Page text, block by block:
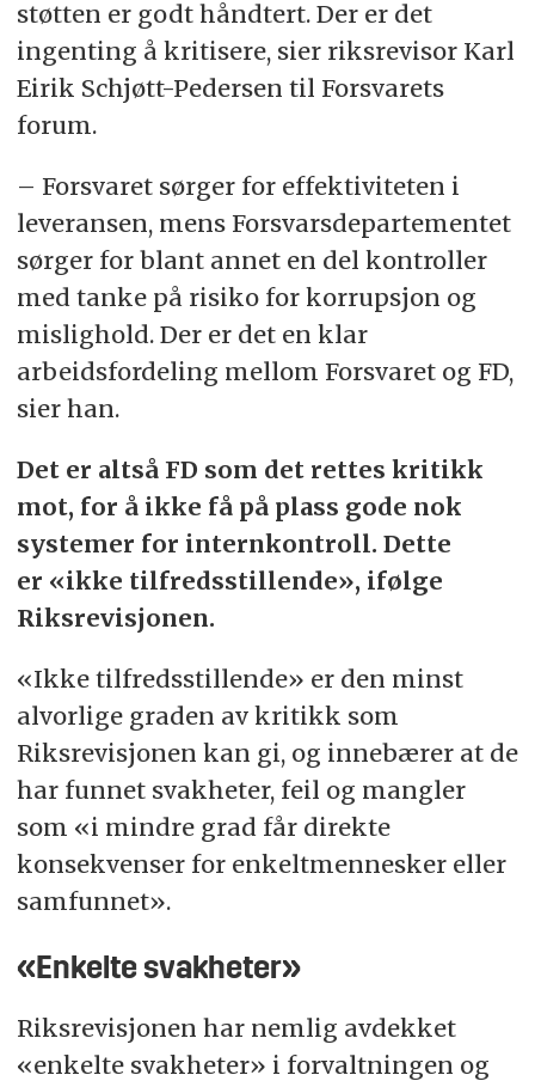
støtten er godt håndtert. Der er det
ingenting å kritisere, sier riksrevisor Karl
Eirik Schjøtt-Pedersen til Forsvarets
forum.
– Forsvaret sørger for effektiviteten i
leveransen, mens Forsvarsdepartementet
sørger for blant annet en del kontroller
med tanke på risiko for korrupsjon og
mislighold. Der er det en klar
arbeidsfordeling mellom Forsvaret og FD,
sier han.
Det er altså FD som det rettes kritikk
mot, for å ikke få på plass gode nok
systemer for internkontroll. Dette
er «ikke tilfredsstillende», ifølge
Riksrevisjonen.
«Ikke tilfredsstillende» er den minst
alvorlige graden av kritikk som
Riksrevisjonen kan gi, og innebærer at de
har funnet svakheter, feil og mangler
som «i mindre grad får direkte
konsekvenser for enkeltmennesker eller
samfunnet».
«Enkelte svakheter»
Riksrevisjonen har nemlig avdekket
«enkelte svakheter» i forvaltningen og